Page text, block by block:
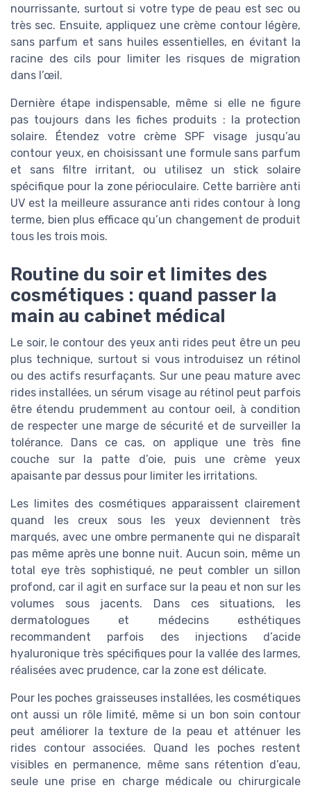
nourrissante, surtout si votre type de peau est sec ou
très sec. Ensuite, appliquez une crème contour légère,
sans parfum et sans huiles essentielles, en évitant la
racine des cils pour limiter les risques de migration
dans l’œil.
Dernière étape indispensable, même si elle ne figure
pas toujours dans les fiches produits : la protection
solaire. Étendez votre crème SPF visage jusqu’au
contour yeux, en choisissant une formule sans parfum
et sans filtre irritant, ou utilisez un stick solaire
spécifique pour la zone périoculaire. Cette barrière anti
UV est la meilleure assurance anti rides contour à long
terme, bien plus efficace qu’un changement de produit
tous les trois mois.
Routine du soir et limites des
cosmétiques : quand passer la
main au cabinet médical
Le soir, le contour des yeux anti rides peut être un peu
plus technique, surtout si vous introduisez un rétinol
ou des actifs resurfaçants. Sur une peau mature avec
rides installées, un sérum visage au rétinol peut parfois
être étendu prudemment au contour oeil, à condition
de respecter une marge de sécurité et de surveiller la
tolérance. Dans ce cas, on applique une très fine
couche sur la patte d’oie, puis une crème yeux
apaisante par dessus pour limiter les irritations.
Les limites des cosmétiques apparaissent clairement
quand les creux sous les yeux deviennent très
marqués, avec une ombre permanente qui ne disparaît
pas même après une bonne nuit. Aucun soin, même un
total eye très sophistiqué, ne peut combler un sillon
profond, car il agit en surface sur la peau et non sur les
volumes sous jacents. Dans ces situations, les
dermatologues et médecins esthétiques
recommandent parfois des injections d’acide
hyaluronique très spécifiques pour la vallée des larmes,
réalisées avec prudence, car la zone est délicate.
Pour les poches graisseuses installées, les cosmétiques
ont aussi un rôle limité, même si un bon soin contour
peut améliorer la texture de la peau et atténuer les
rides contour associées. Quand les poches restent
visibles en permanence, même sans rétention d’eau,
seule une prise en charge médicale ou chirurgicale